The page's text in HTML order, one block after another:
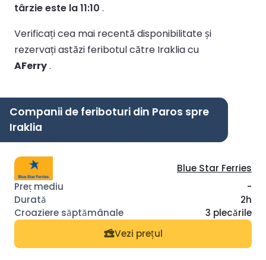
târzie este la 11:10 .
Verificați cea mai recentă disponibilitate și
rezervați astăzi feribotul către Iraklia cu
AFerry.
Companii de feriboturi din Paros spre
Iraklia
Blue Star Ferries
-
2h
3 plecările
Vezi prețul